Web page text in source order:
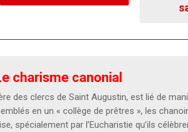
charisme canonial
des clercs de Saint Augustin, est lié de
en un « collège de prêtres », les
spécialement par l’Eucharistie qu’ils